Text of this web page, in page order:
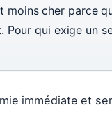
moins cher parce
Pour qui exige un
immédiate et